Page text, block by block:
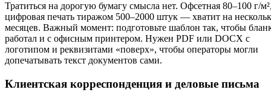
Тратиться на дорогую бумагу смысла нет. Офсетная 80–100 г/
цифровая печать тиражом 500–2000 штук — хватит на
месяцев. Важный момент: подготовьте шаблон так, чтобы
работал и с офисным принтером. Нужен PDF или DOCX с
логотипом и реквизитами «поверх», чтобы операторы могли
допечатывать текст документов сами.
Клиентская корреспонденция и деловые письма